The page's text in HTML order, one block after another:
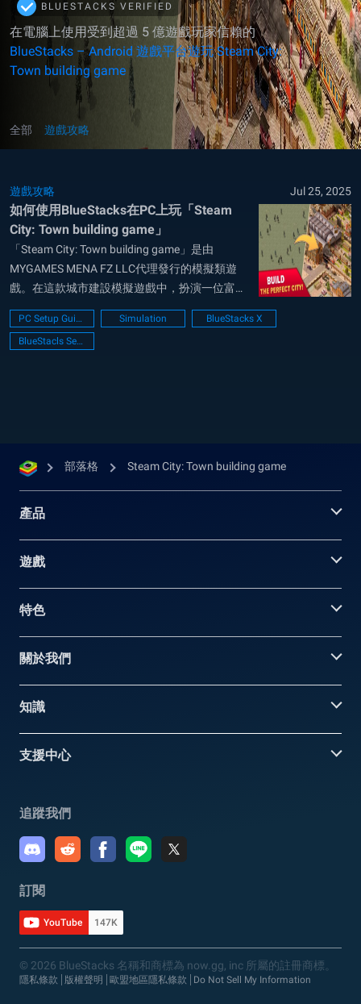
BLUESTACKS VERIFIED
在電腦上使用受到超過 5 億遊戲玩家信賴的
BlueStacks – Android 遊戲平台遊玩 Steam City:
Town building game
全部 遊戲攻略
遊戲攻略 Jul 25, 2025
如何使用BlueStacks在PC上玩「Steam
City: Town building game」
「Steam City: Town building game」是由
MYGAMES MENA FZ LLC代理發行的模擬類遊
戲。在這款城市建設模擬遊戲中，扮演一位富有
遠見的領導者。在復古未來主義的氛圍中創造自
己的城市，並運用策略取得卓越成就！探索新技
術，擴張領土，並利用重要資源，在維多利亞時
PC Setup Guide Simulation
BlueStacks X
BlueStacls Setup
部落格 Steam City: Town building game
產品
遊戲
特色
關於我們
知識
支援中心
追蹤我們
訂閱
YouTube 147K
© 2026 BlueStacks 名稱和商標為 now.gg, inc 所屬的註冊商標。
隱私條款 版權聲明 歐盟地區隱私條款 Do Not Sell My Information